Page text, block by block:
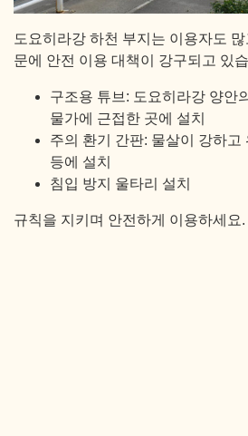
도요히라강 하천 부지는 이용자도
문에 안전 이용 대책이 강구되고 있
구조용 튜브: 도요히라강 양안
물가에 근접한 곳에 설치
주의 환기 간판: 물살이 강하고
등에 설치
침입 방지 울타리 설치
규칙을 지키며 안전하게 이용하세요.